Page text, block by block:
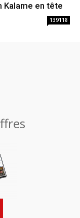
Kalame en tête
139118